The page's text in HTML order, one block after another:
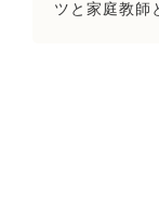
ツと家庭教師